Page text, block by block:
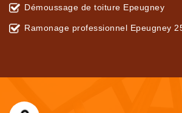
Démoussage de toiture Epeugney
Ramonage professionnel Epeugney